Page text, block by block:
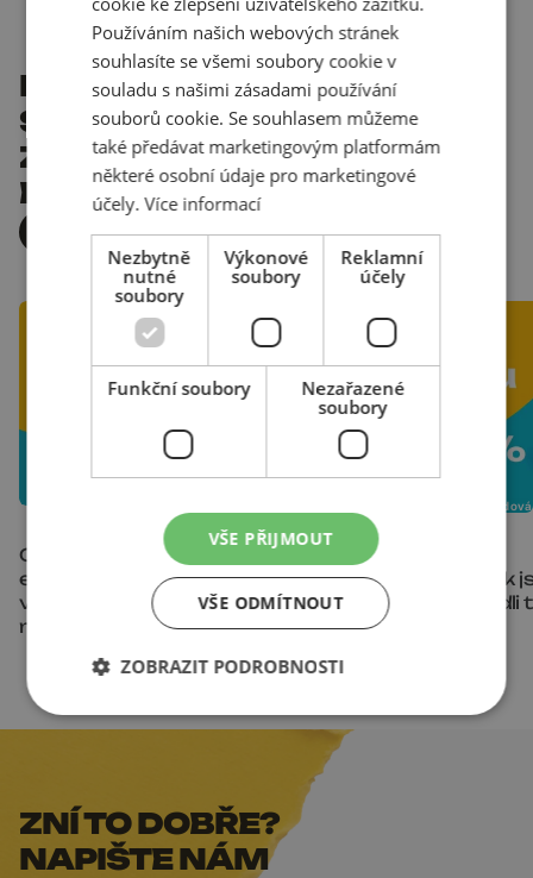
POMÁHÁME
SKVĚLÝM
ZNAČKÁM
BÝT JEŠTĚ LEPŠÍ
VŠECHNY PŘÍPADOVKY
Od černobílého výkresu k
emocím: Jak AI video
vizualizace mění realitní
marketing
Eva Švédová
Jeden kanál vs.
multichannel: Jak
SimpleJack zvedli
173 %
ZNÍ TO DOBŘE?
NAPIŠTE NÁM
Používáním našich webových stránek
souhlasíte se všemi soubory cookie v
souladu s našimi zásadami používání
souborů cookie. Se souhlasem můžeme
také předávat marketingovým platformám
některé osobní údaje pro marketingové
účely.Více informací
Nezbytně
nutné
soubory
Výkonové
soubory
Reklamní
účely
Funkční soubory
Nezařazené
soubory
VŠE PŘIJMOUT
VŠE ODMÍTNOUT
ZOBRAZIT PODROBNOSTI